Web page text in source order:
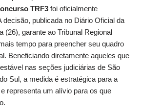
TRF3 foi oficialmente
decisão, publicada no Diário Oficial da
(26), garante ao Tribunal Regional
tempo para preencher seu quadro
Beneficiando diretamente aqueles que
nas seções judiciárias de São
Sul, a medida é estratégica para a
representa um alívio para os que